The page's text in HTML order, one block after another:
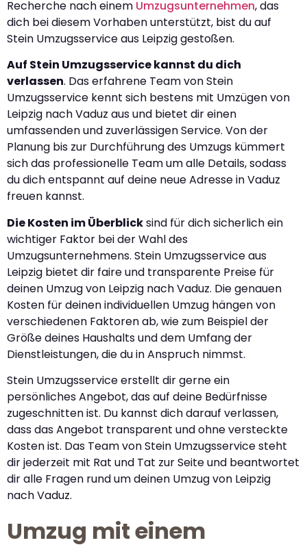
Recherche nach einem Umzugsunternehmen, das
dich bei diesem Vorhaben unterstützt, bist du auf
Stein Umzugsservice aus Leipzig gestoßen.
Auf Stein Umzugsservice kannst du dich
verlassen. Das erfahrene Team von Stein
Umzugsservice kennt sich bestens mit Umzügen von
Leipzig nach Vaduz aus und bietet dir einen
umfassenden und zuverlässigen Service. Von der
Planung bis zur Durchführung des Umzugs kümmert
sich das professionelle Team um alle Details, sodass
du dich entspannt auf deine neue Adresse in Vaduz
freuen kannst.
Die Kosten im Überblicksind für dich sicherlich ein
wichtiger Faktor bei der Wahl des
Umzugsunternehmens. Stein Umzugsservice aus
Leipzig bietet dir faire und transparente Preise für
deinen Umzug von Leipzig nach Vaduz. Die genauen
Kosten für deinen individuellen Umzug hängen von
verschiedenen Faktoren ab, wie zum Beispiel der
Größe deines Haushalts und dem Umfang der
Dienstleistungen, die du in Anspruch nimmst.
Stein Umzugsservice erstellt dir gerne ein
persönliches Angebot, das auf deine Bedürfnisse
zugeschnitten ist. Du kannst dich darauf verlassen,
dass das Angebot transparent und ohne versteckte
Kosten ist. Das Team von Stein Umzugsservice steht
dir jederzeit mit Rat und Tat zur Seite und beantwortet
dir alle Fragen rund um deinen Umzug von Leipzig
nach Vaduz.
Umzug mit einem